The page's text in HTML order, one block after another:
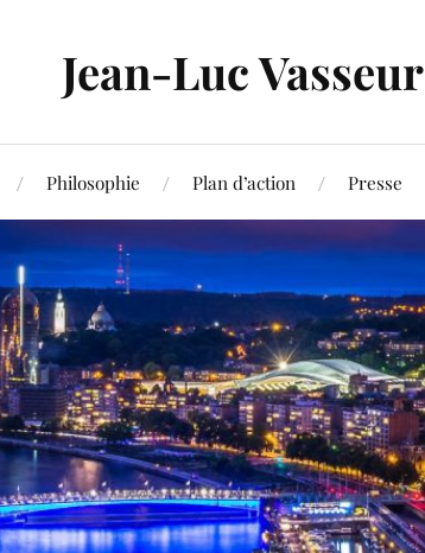
Jean-Luc Vasseur
Philosophie Plan d’action Presse